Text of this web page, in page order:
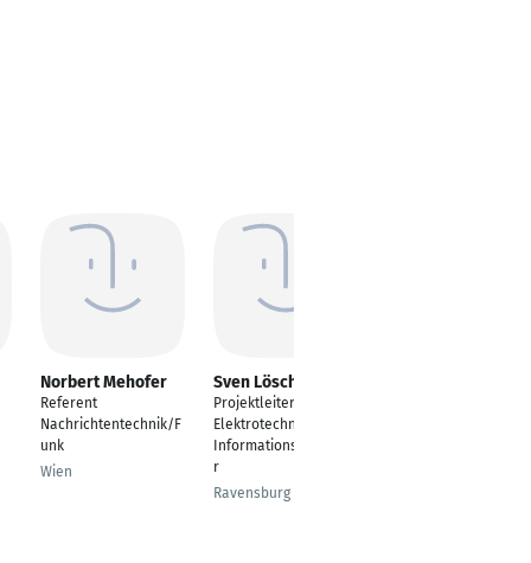
Norbert Mehofer
Referent
Nachrichtentechnik/F
unk
Wien
Sven Löschner
Projektleiter -
Elektrotechniker /
Informationstechnike
r
Ravensburg